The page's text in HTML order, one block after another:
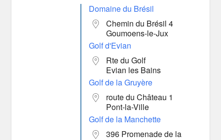
Domaine du Brésil
Chemin du Brésil 4
Goumoens-le-Jux
Golf d'Evian
Rte du Golf
Evian les Bains
Golf de la Gruyère
route du Château 1
Pont-la-Ville
Golf de la Manchette
396 Promenade de la